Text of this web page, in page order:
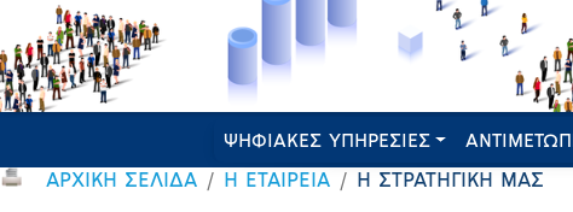
ΨΗΦΙΑΚΕΣ ΥΠΗΡΕΣΙΕΣ
ΑΡΧΙΚΗ ΣΕΛΙΔΑ Η ΕΤΑΙΡΕΙΑ Η ΣΤΡΑΤΗΓΙΚΗ ΜΑΣ